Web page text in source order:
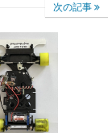
次の記事